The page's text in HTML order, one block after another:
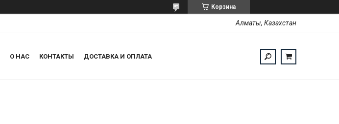
Корзина
Алматы, Казахстан
О НАС КОНТАКТЫ ДОСТАВКА И ОПЛАТА